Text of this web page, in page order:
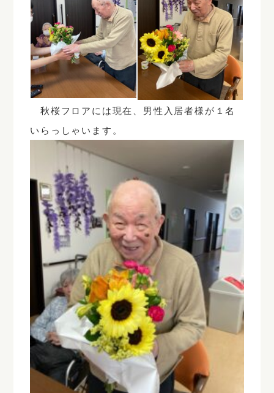
秋桜フロアには現在、男性入居者様が１名
いらっしゃいます。